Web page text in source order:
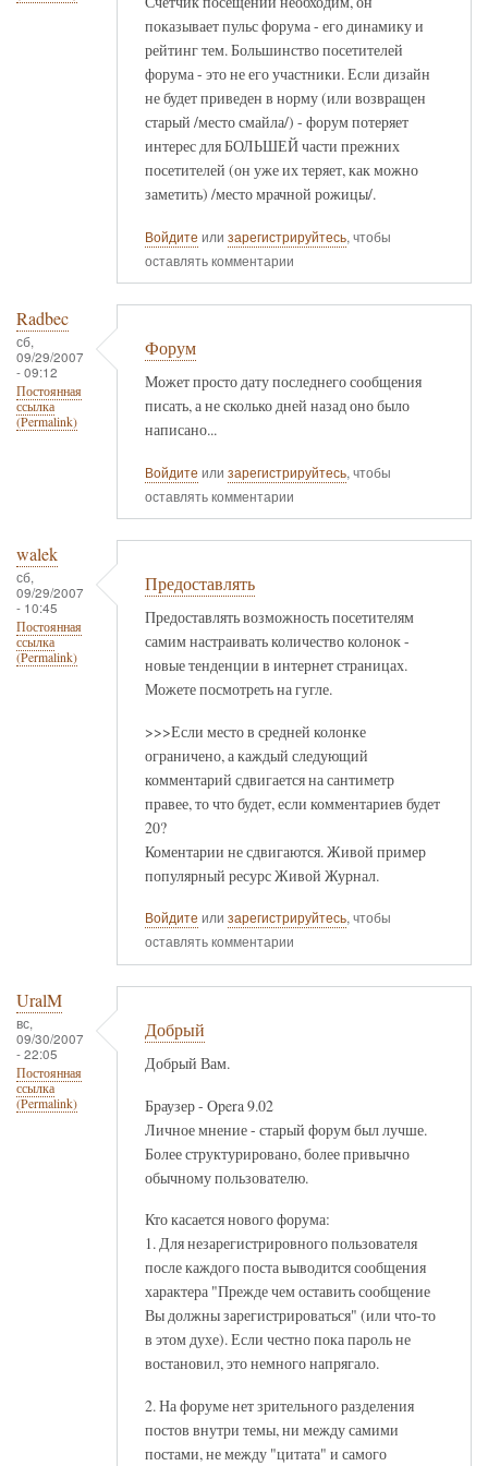
показывает пульс форума - его динамику и
рейтинг тем. Большинство посетителей
форума - это не его участники. Если дизайн
не будет приведен в норму (или возвращен
старый /место смайла/) - форум потеряет
интерес для БОЛЬШЕЙ части прежних
посетителей (он уже их теряет, как можно
заметить) /место мрачной рожицы/.
Войдите или зарегистрируйтесь, чтобы
оставлять комментарии
Radbec
сб,
09/29/2007
- 09:12
Постоянная
ссылка
(Permalink)
Форум
Может просто дату последнего сообщения
писать, а не сколько дней назад оно было
написано...
Войдите или зарегистрируйтесь, чтобы
оставлять комментарии
walek
сб,
09/29/2007
- 10:45
Постоянная
ссылка
(Permalink)
Предоставлять
Предоставлять возможность посетителям
самим настраивать количество колонок -
новые тенденции в интернет страницах.
Можете посмотреть на гугле.
>>>Если место в средней колонке
ограничено, а каждый следующий
комментарий сдвигается на сантиметр
правее, то что будет, если комментариев будет
20?
Коментарии не сдвигаются. Живой пример
популярный ресурс Живой Журнал.
Войдите или зарегистрируйтесь, чтобы
оставлять комментарии
UralM
вс,
09/30/2007
- 22:05
Постоянная
ссылка
(Permalink)
Добрый
Добрый Вам.
Браузер - Opera 9.02
Личное мнение - старый форум был лучше.
Более структурировано, более привычно
обычному пользователю.
Кто касается нового форума:
1. Для незарегистрировного пользователя
после каждого поста выводится сообщения
характера "Прежде чем оставить сообщение
Вы должны зарегистрироваться" (или что-то
в этом духе). Если честно пока пароль не
востановил, это немного напрягало.
2. На форуме нет зрительного разделения
постов внутри темы, ни между самими
постами, не между "цитата" и самого